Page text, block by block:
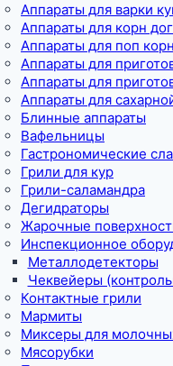
Аппараты для варки
Аппараты для корн
Аппараты для поп
Аппараты для
Аппараты для
Аппараты для
Блинные аппараты
Вафельницы
Гастрономические
Грили для кур
Грили-саламандра
Дегидраторы
Жарочные
Инспекционное
Металлодетекторы
Чеквейеры
Контактные грили
Мармиты
Миксеры для
Мясорубки